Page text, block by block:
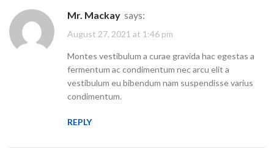
Mr. Mackay says:
August 27, 2021 at 1:46 pm
Montes vestibulum a curae gravida hac egestas a
fermentum ac condimentum nec arcu elit a
vestibulum eu bibendum nam suspendisse varius
condimentum.
REPLY